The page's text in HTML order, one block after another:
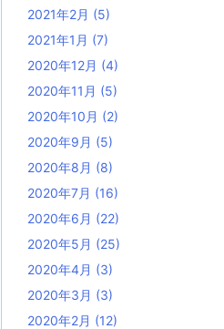
2021年2月 (5)
2021年1月 (7)
2020年12月 (4)
2020年11月 (5)
2020年10月 (2)
2020年9月 (5)
2020年8月 (8)
2020年7月 (16)
2020年6月 (22)
2020年5月 (25)
2020年4月 (3)
2020年3月 (3)
2020年2月 (12)